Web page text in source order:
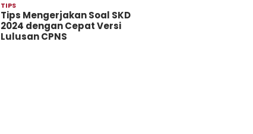
TIPS
Tips Mengerjakan Soal SKD
2024 dengan Cepat Versi
Lulusan CPNS